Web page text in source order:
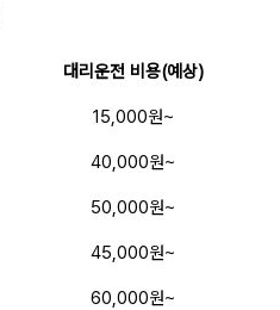
대리운전 비용(예상)
15,000원~
40,000원~
50,000원~
45,000원~
60,000원~